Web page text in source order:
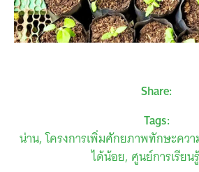
Share:
Tags:
น่าน โครงการเพิ่มศักยภาพทักษะคว
ได้น้อย ศูนย์การเรียน